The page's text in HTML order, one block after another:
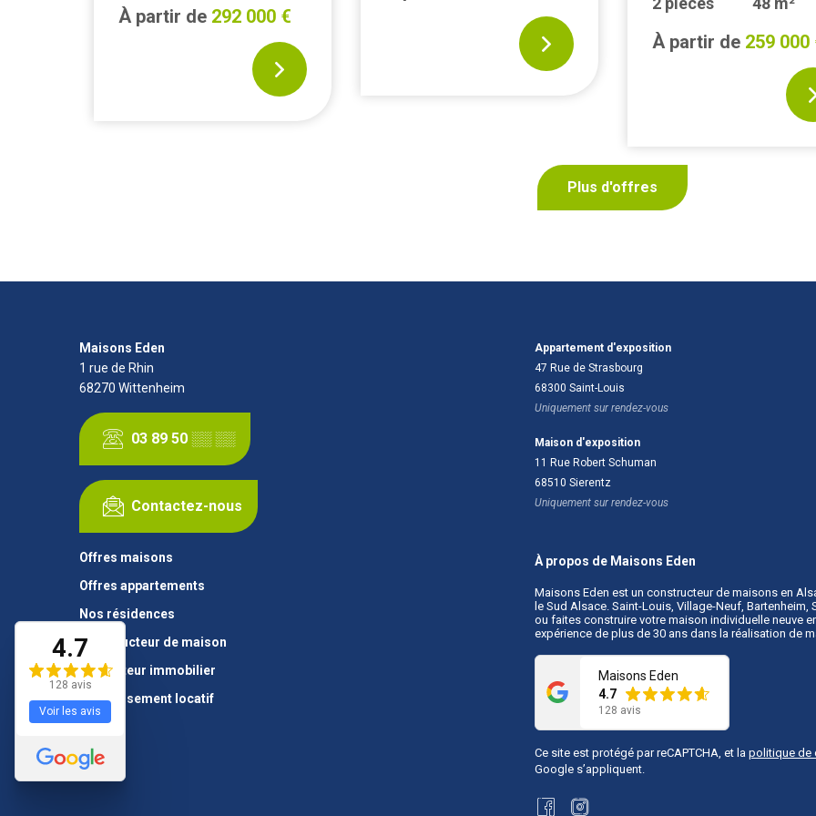
À partir de 292 000 €
À partir de 259 000
Plus d'offres
Maisons Eden
1 rue de Rhin
68270 Wittenheim
03 89 50 ░░ ░░
Contactez-nous
Appartement d'exposition
47 Rue de Strasbourg
68300 Saint-Louis
Uniquement sur rendez-vous
Maison d'exposition
11 Rue Robert Schuman
68510 Sierentz
Uniquement sur rendez-vous
Offres maisons
Offres appartements
Nos résidences
Constructeur de maison
Promoteur immobilier
Investissement locatif
À propos de Maisons Eden
Maisons Eden est unconstructeur de maisons en
le Sud Alsace. Saint-Louis, Village-Neuf,
ou faites construire votre maison individuelle neuve
expérience de plus de 30 ans dans la réalisation de
Maisons Eden
4.7
128 avis
Ce site est protégé par reCAPTCHA, et lapolitique de
Google s’appliquent.
4.7
128 avis
Voir les avis